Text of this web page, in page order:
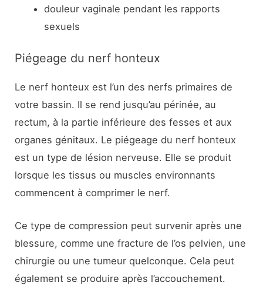
douleur vaginale pendant les rapports
sexuels
Piégeage du nerf honteux
Le nerf honteux est l’un des nerfs primaires de
votre bassin. Il se rend jusqu’au périnée, au
rectum, à la partie inférieure des fesses et aux
organes génitaux. Le piégeage du nerf honteux
est un type de lésion nerveuse. Elle se produit
lorsque les tissus ou muscles environnants
commencent à comprimer le nerf.
Ce type de compression peut survenir après une
blessure, comme une fracture de l’os pelvien, une
chirurgie ou une tumeur quelconque. Cela peut
également se produire après l’accouchement.